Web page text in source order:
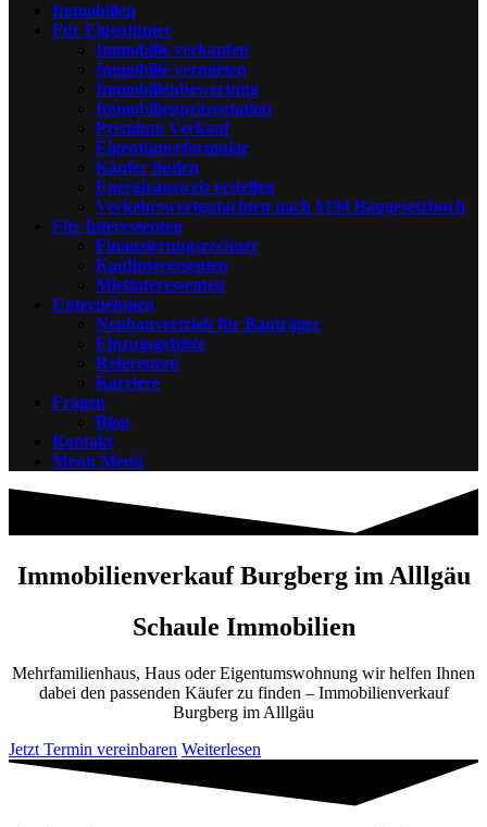
Immobilien
Für Eigentümer
Immobilie verkaufen
Immobilie vermieten
Immobilienbewertung
Immobilienpräsentation
Premium Verkauf
Eigentümerformular
Käufer finden
Energieausweis erstellen
Verkehrswertgutachten nach §194 Baugesetzbuch
Für Interessenten
Finanzierungsrechner
Kaufinteressenten
Mietinteressenten
Unternehmen
Neubauvertrieb für Bauträger
Einzugsgebiete
Referenzen
Karriere
Fragen
Blog
Kontakt
Menü Menü
Immobilienverkauf Burgberg im Alllgäu
Schaule Immobilien
Mehrfamilienhaus, Haus oder Eigentumswohnung wir helfen Ihnen
dabei den passenden Käufer zu finden – Immobilienverkauf
Burgberg im Alllgäu
Jetzt Termin vereinbaren Weiterlesen